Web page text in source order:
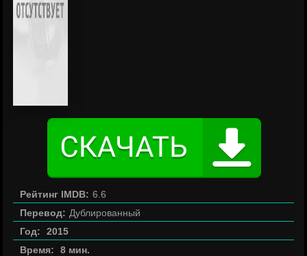
Рейтинг IMDB: 6.6
Перевод: Дублированный
Год:
2015
Время:
8 мин.